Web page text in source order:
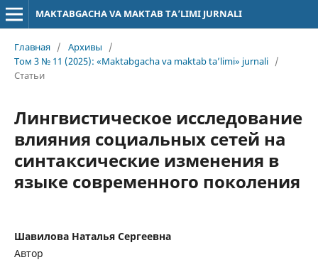
MAKTABGACHA VA MAKTAB TA’LIMI JURNALI
Главная / Архивы
/
Том 3 № 11 (2025): «Maktabgacha va maktab ta’limi» jurnali /
Статьи
Лингвистическое исследование
влияния социальных сетей на
синтаксические изменения в
языке современного поколения
Шавилова Наталья Сергеевна
Автор